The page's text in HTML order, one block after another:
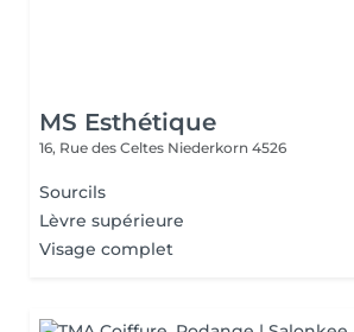
MS Esthétique
16, Rue des Celtes Niederkorn 4526
Sourcils
Lèvre supérieure
Visage complet